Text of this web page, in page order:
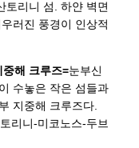
토리니 섬. 하얀 벽면
러진 풍경이 인상적
해 크루즈=눈부신
수놓은 작은 섬들과
지중해 크루즈다.
리니-미코노스-두브